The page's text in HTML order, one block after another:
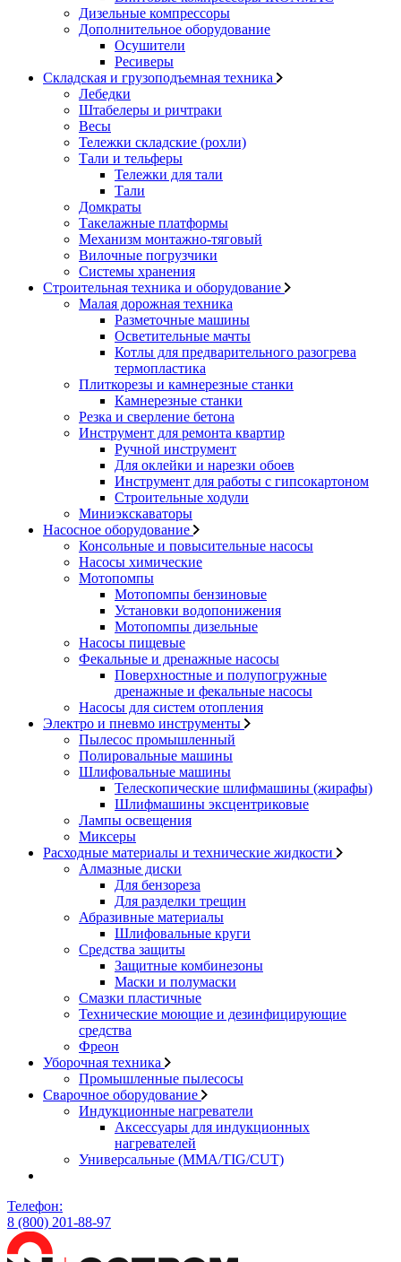
Дизельные компрессоры
Дополнительное оборудование
Осушители
Ресиверы
Складская и грузоподъемная техника
Лебедки
Штабелеры и ричтраки
Весы
Тележки складские (рохли)
Тали и тельферы
Тележки для тали
Тали
Домкраты
Такелажные платформы
Механизм монтажно-тяговый
Вилочные погрузчики
Системы хранения
Строительная техника и оборудование
Малая дорожная техника
Разметочные машины
Осветительные мачты
Котлы для предварительного разогрева
термопластика
Плиткорезы и камнерезные станки
Камнерезные станки
Резка и сверление бетона
Инструмент для ремонта квартир
Ручной инструмент
Для оклейки и нарезки обоев
Инструмент для работы с гипсокартоном
Строительные ходули
Миниэкскаваторы
Насосное оборудование
Консольные и повысительные насосы
Насосы химические
Мотопомпы
Мотопомпы бензиновые
Установки водопонижения
Мотопомпы дизельные
Насосы пищевые
Фекальные и дренажные насосы
Поверхностные и полупогружные
дренажные и фекальные насосы
Насосы для систем отопления
Электро и пневмо инструменты
Пылесос промышленный
Полировальные машины
Шлифовальные машины
Телескопические шлифмашины (жирафы)
Шлифмашины эксцентриковые
Лампы освещения
Миксеры
Расходные материалы и технические жидкости
Алмазные диски
Для бензореза
Для разделки трещин
Абразивные материалы
Шлифовальные круги
Средства защиты
Защитные комбинезоны
Маски и полумаски
Смазки пластичные
Технические моющие и дезинфицирующие
средства
Фреон
Уборочная техника
Промышленные пылесосы
Сварочное оборудование
Индукционные нагреватели
Аксессуары для индукционных
нагревателей
Универсальные (MMA/TIG/CUT)
Телефон:
8 (800) 201-88-97